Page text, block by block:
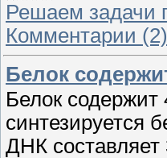
Решаем задачи
Комментарии (2)
Белок
Белок содержит
синтезируется
ДНК составляет